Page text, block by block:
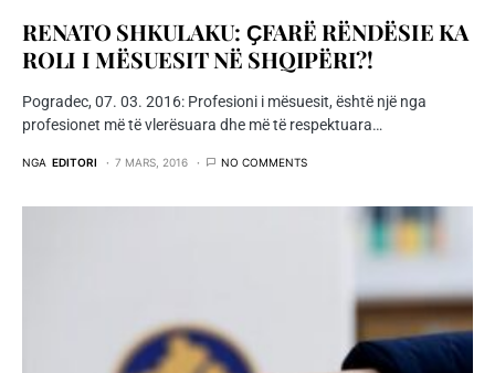
RENATO SHKULAKU: ҪFARË RËNDËSIE KA
ROLI I MËSUESIT NË SHQIPËRI?!
Pogradec, 07. 03. 2016: Profesioni i mësuesit, është një nga
profesionet më të vlerësuara dhe më të respektuara…
NGA EDITORI 7 MARS, 2016 NO COMMENTS